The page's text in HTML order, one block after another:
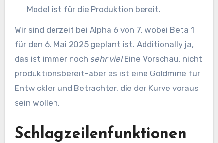
Model ist für die Produktion bereit.
Wir sind derzeit bei Alpha 6 von 7, wobei Beta 1
für den 6. Mai 2025 geplant ist. Additionally ja,
das ist immer noch sehr vielEine Vorschau, nicht
produktionsbereit-aber es ist eine Goldmine für
Entwickler und Betrachter, die der Kurve voraus
sein wollen.
Schlagzeilenfunktionen